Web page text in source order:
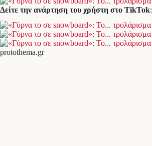
Δείτε την ανάρτηση του χρήστη στο TikTok:
protothema.gr